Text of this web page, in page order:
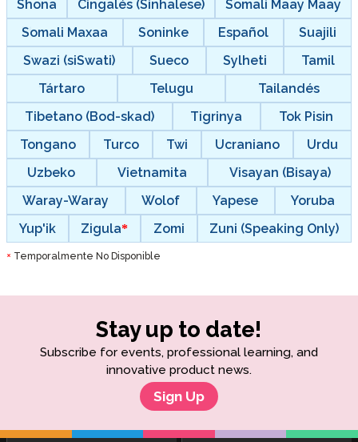
Shona
Cingalés (Sinhalese)
Somali Maay Maay
Somali Maxaa
Soninke Español
Suajili
Swazi (siSwati)
Sueco Sylheti
Tamil
Tártaro
Telugu
Tailandés
Tibetano (Bod-skad)
Tigrinya
Tok Pisin
Tongano
Turco Twi Ucraniano
Urdu
Uzbeko
Vietnamita
Visayan (Bisaya)
Waray-Waray
Wolof Yapese
Yoruba
Yup'ik
Zigula Zomi Zuni (Speaking Only)
* Temporalmente No Disponible
Stay up to date!
Subscribe for events, professional learning, and
innovative product news.
Sign Up